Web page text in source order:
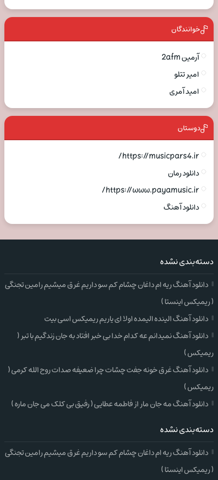
خوانندگان
آرمین 2afm
امیر تتلو
امید آمری
دوستان
https://musicpars4.ir/
دانلود رمان
https://www.payamusic.ir/
دانلود آهنگ
دسته‌بندی نشده
دانلود آهنگ ریه ام داغان چشام کم سو داریم غرق میشیم رامین تجنگی
( ریمیکس اینستا )
دانلود آهنگ الینده الیمده اولا ای یاریم ریمیکس اسی بیت
دانلود آهنگ نمیدانم عه کدام خدا بی خبر افتاد به جان زندگیم با تبر (
ریمیکس )
دانلود آهنگ غرق خونه جفت چشات چرا ضعیفه صدات روح الله کرمی (
ریمیکس )
دانلود آهنگ مه جان مار از فاطمه عطایی ( رفیق بی کلک می جان ماره )
دسته‌بندی نشده
دانلود آهنگ ریه ام داغان چشام کم سو داریم غرق میشیم رامین تجنگی
( ریمیکس اینستا )